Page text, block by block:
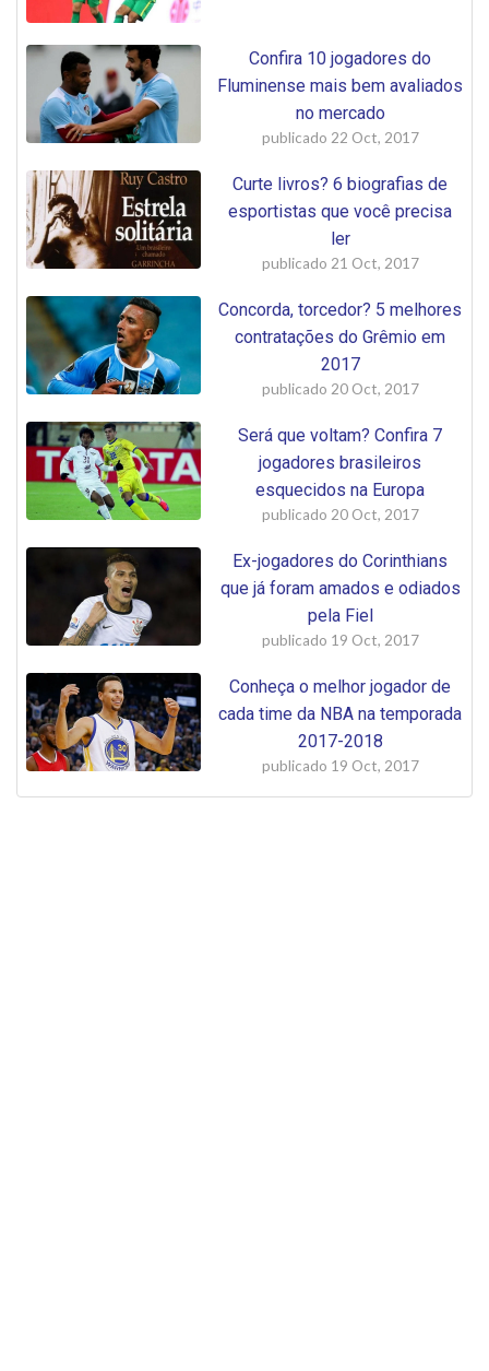
Confira 10 jogadores do
Fluminense mais bem avaliados
no mercado
publicado 22 Oct, 2017
Curte livros? 6 biografias de
esportistas que você precisa
ler
publicado 21 Oct, 2017
Concorda, torcedor? 5 melhores
contratações do Grêmio em
2017
publicado 20 Oct, 2017
Será que voltam? Confira 7
jogadores brasileiros
esquecidos na Europa
publicado 20 Oct, 2017
Ex-jogadores do Corinthians
que já foram amados e odiados
pela Fiel
publicado 19 Oct, 2017
Conheça o melhor jogador de
cada time da NBA na temporada
2017-2018
publicado 19 Oct, 2017